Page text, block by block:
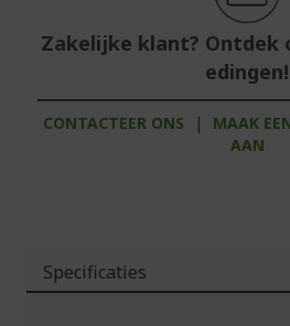
Zakelijke klant? Ontdek
edingen!
CONTACTEER ONS |
MAAK
AAN
Specificaties